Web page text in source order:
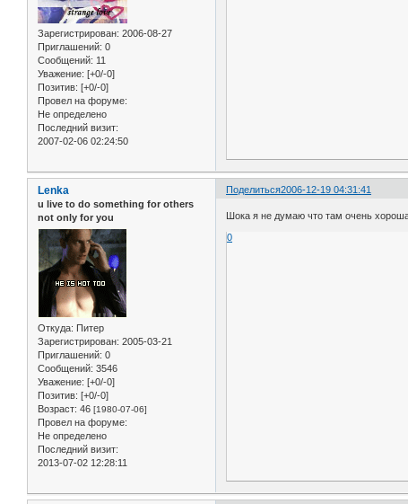
Зарегистрирован: 2006-08-27
Приглашений: 0
Сообщений: 11
Уважение: [+0/-0]
Позитив: [+0/-0]
Провел на форуме:
Не определено
Последний визит:
2007-02-06 02:24:50
Поделиться2006-12-19 04:31:41
Lenka
u live to do something for others
not only for you
Откуда: Питер
Зарегистрирован: 2005-03-21
Приглашений: 0
Сообщений: 3546
Уважение: [+0/-0]
Позитив: [+0/-0]
Возраст: 46 [1980-07-06]
Провел на форуме:
Не определено
Последний визит:
2013-07-02 12:28:11
Шока я не думаю что там очень
0